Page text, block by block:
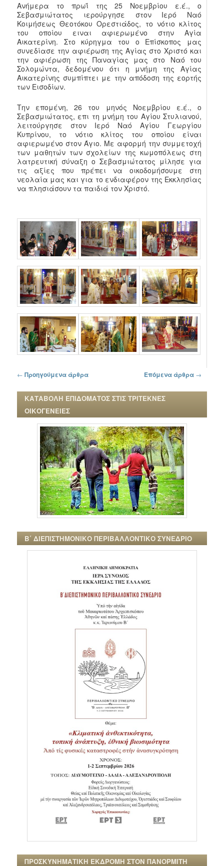
Ανήμερα το πρωΐ της 25 Νοεμβρίου ε.έ., ο
Σεβασμιώτατος ιερούργησε στον Ιερό Ναό
Κοιμήσεως Θεοτόκου Ορεστιάδος, το νότιο κλίτος
του οποίου ειναι αφιερωμένο στην Αγία
Αικατερίνη. Στο κύρηγμα του ο Επίσκοπος μας
συνεδίασε την αφιέρωση της Αγίας στο Χριστό και
την αφιέρωση της Παναγίας μας στο Ναό του
Σολομώντα, δεδομένου ότι η μνήμη της Αγίας
Αικατερίνης συμπίπτει με την απόδοση της εορτής
των Εισοδίων.
Την επομένη, 26 του μηνός Νοεμβρίου ε.έ., ο
Σεβασμιώτατος, επι τη μνήμη του Αγίου Στυλιανού,
λειτούργησε στον Ιερό Ναό Αγίου Γεωργίου
Κυπρίνου, το νότιο κλίτος του οποίου είναι
αφιερωμένο στον Άγιο. Με αφορμή την συμμετοχή
των μαθητών των σχολείων της κωμοπόλεως στη
λατρευτική σύναξη ο Σεβασμιώτατος μίλησε για
τις αξίες που πρέπει να οικοδομήσουμε στη
νεολαία μας και για το ενδιαφέρον της Εκκλησίας
να πλησιάσουν τα παιδιά τον Χριστό.
Πλοήγηση στα άρθρα
← Προηγούμενα άρθρα Επόμενα άρθρα →
ΚΑΤΑΒΟΛΗ ΕΠΙΔΟΜΑΤΟΣ ΣΤΙΣ ΤΡΙΤΕΚΝΕΣ
ΟΙΚΟΓΕΝΕΙΕΣ
Β΄ ΔΙΕΠΙΣΤΗΜΟΝΙΚΟ ΠΕΡΙΒΑΛΛΟΝΤΙΚΟ ΣΥΝΕΔΡΙΟ
ΠΡΟΣΚΥΝΗΜΑΤΙΚΗ ΕΚΔΡΟΜΗ ΣΤΟΝ ΠΑΝΟΡΜΙΤΗ